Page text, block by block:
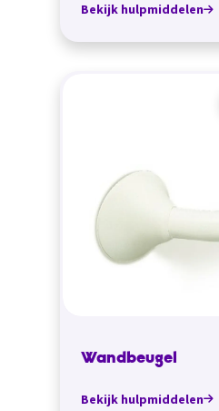
Bekijk hulpmiddelen
Wandbeugel
Bekijk hulpmiddelen